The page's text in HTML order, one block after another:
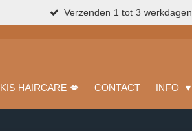
Verzenden 1 tot 3 werkdagen
KIS HAIRCARE 💋 CONTACT INFO